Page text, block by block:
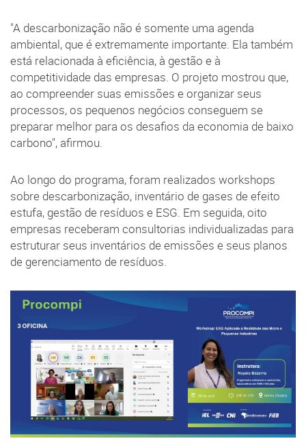
"A descarbonização não é somente uma agenda
ambiental, que é extremamente importante. Ela também
está relacionada à eficiência, à gestão e à
competitividade das empresas. O projeto mostrou que,
ao compreender suas emissões e organizar seus
processos, os pequenos negócios conseguem se
preparar melhor para os desafios da economia de baixo
carbono", afirmou.
Ao longo do programa, foram realizados workshops
sobre descarbonização, inventário de gases de efeito
estufa, gestão de resíduos e ESG. Em seguida, oito
empresas receberam consultorias individualizadas para
estruturar seus inventários de emissões e seus planos
de gerenciamento de resíduos.